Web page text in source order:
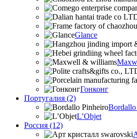
Glance
Гонконг
Португалия (2)
L’Objet
Россия (12)